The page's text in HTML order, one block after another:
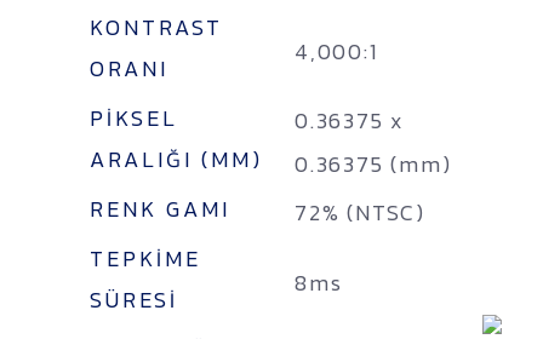
KONTRAST
ORANI
4,000:1
PIKSEL
ARALIĞI (MM)
0.36375 x
0.36375 (mm)
RENK GAMI
72% (NTSC)
TEPKIME
SÜRESI
8ms